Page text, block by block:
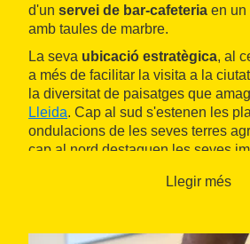
d'un servei de bar-cafeteria en un
amb taules de marbre.
La seva ubicació estratègica, al
a més de facilitar la visita a la
la diversitat de paisatges que
Lleida. Cap al sud s'estenen les
ondulacions de les seves terres
cap al nord destaquen les seves
d'alguns esports de muntanya com
Llegir més